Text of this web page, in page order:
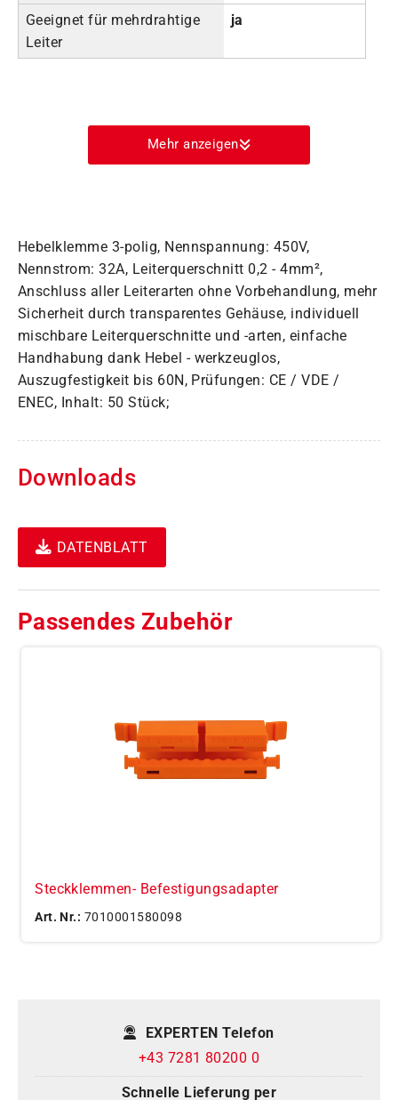
Geeignet für mehrdrahtige
Leiter
ja
Mehr anzeigen
Hebelklemme 3-polig, Nennspannung: 450V,
Nennstrom: 32A, Leiterquerschnitt 0,2 - 4mm²,
Anschluss aller Leiterarten ohne Vorbehandlung, mehr
Sicherheit durch transparentes Gehäuse, individuell
mischbare Leiterquerschnitte und -arten, einfache
Handhabung dank Hebel - werkzeuglos,
Auszugfestigkeit bis 60N, Prüfungen: CE / VDE /
ENEC, Inhalt: 50 Stück;
Downloads
DATENBLATT
Passendes Zubehör
Steckklemmen- Befestigungsadapter
Art. Nr.: 7010001580098
EXPERTEN Telefon
+43 7281 80200 0
Schnelle Lieferung per